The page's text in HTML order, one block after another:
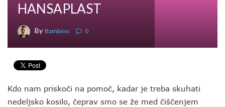
HANSAPLAST
By Bambino 0
Kdo nam priskoči na pomoč, kadar je treba skuhati
nedeljsko kosilo, čeprav smo se že med čiščenjem